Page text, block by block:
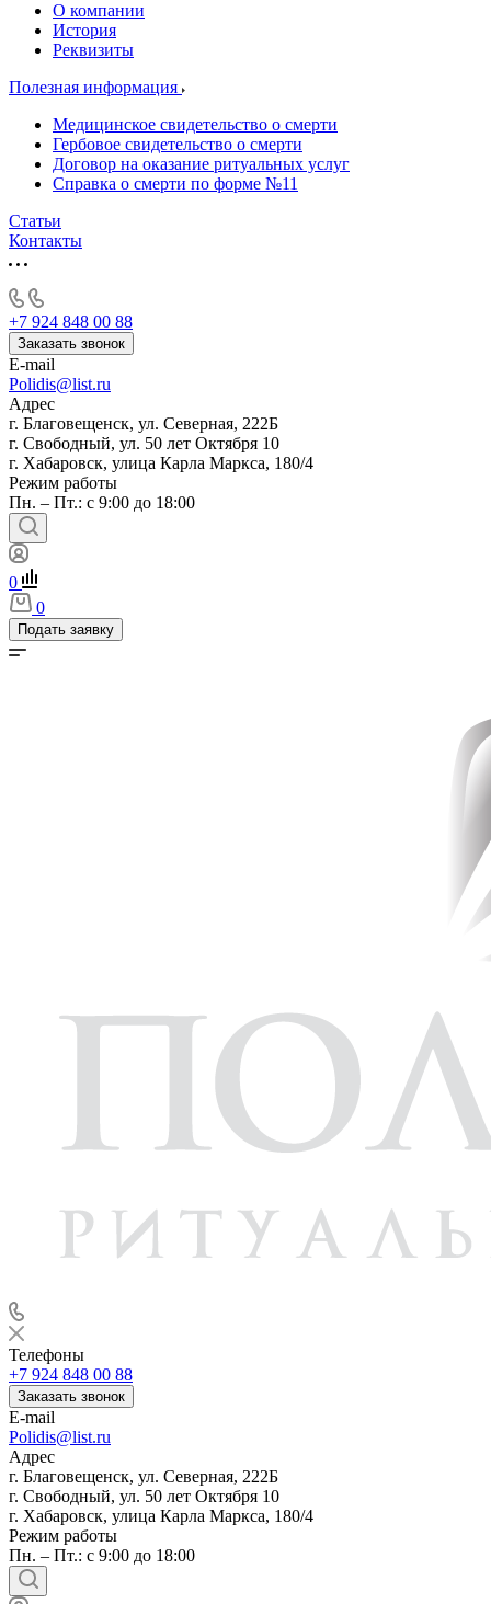
О компании
История
Реквизиты
Полезная информация
Медицинское свидетельство о смерти
Гербовое свидетельство о смерти
Договор на оказание ритуальных услуг
Справка о смерти по форме №11
Статьи
Контакты
+7 924 848 00 88
Заказать звонок
E-mail
Polidis@list.ru
Адрес
г. Благовещенск, ул. Северная, 222Б
г. Свободный, ул. 50 лет Октября 10
г. Хабаровск, улица Карла Маркса, 180/4
Режим работы
Пн. – Пт.: с 9:00 до 18:00
0
0
Подать заявку
Телефоны
+7 924 848 00 88
Заказать звонок
E-mail
Polidis@list.ru
Адрес
г. Благовещенск, ул. Северная, 222Б
г. Свободный, ул. 50 лет Октября 10
г. Хабаровск, улица Карла Маркса, 180/4
Режим работы
Пн. – Пт.: с 9:00 до 18:00